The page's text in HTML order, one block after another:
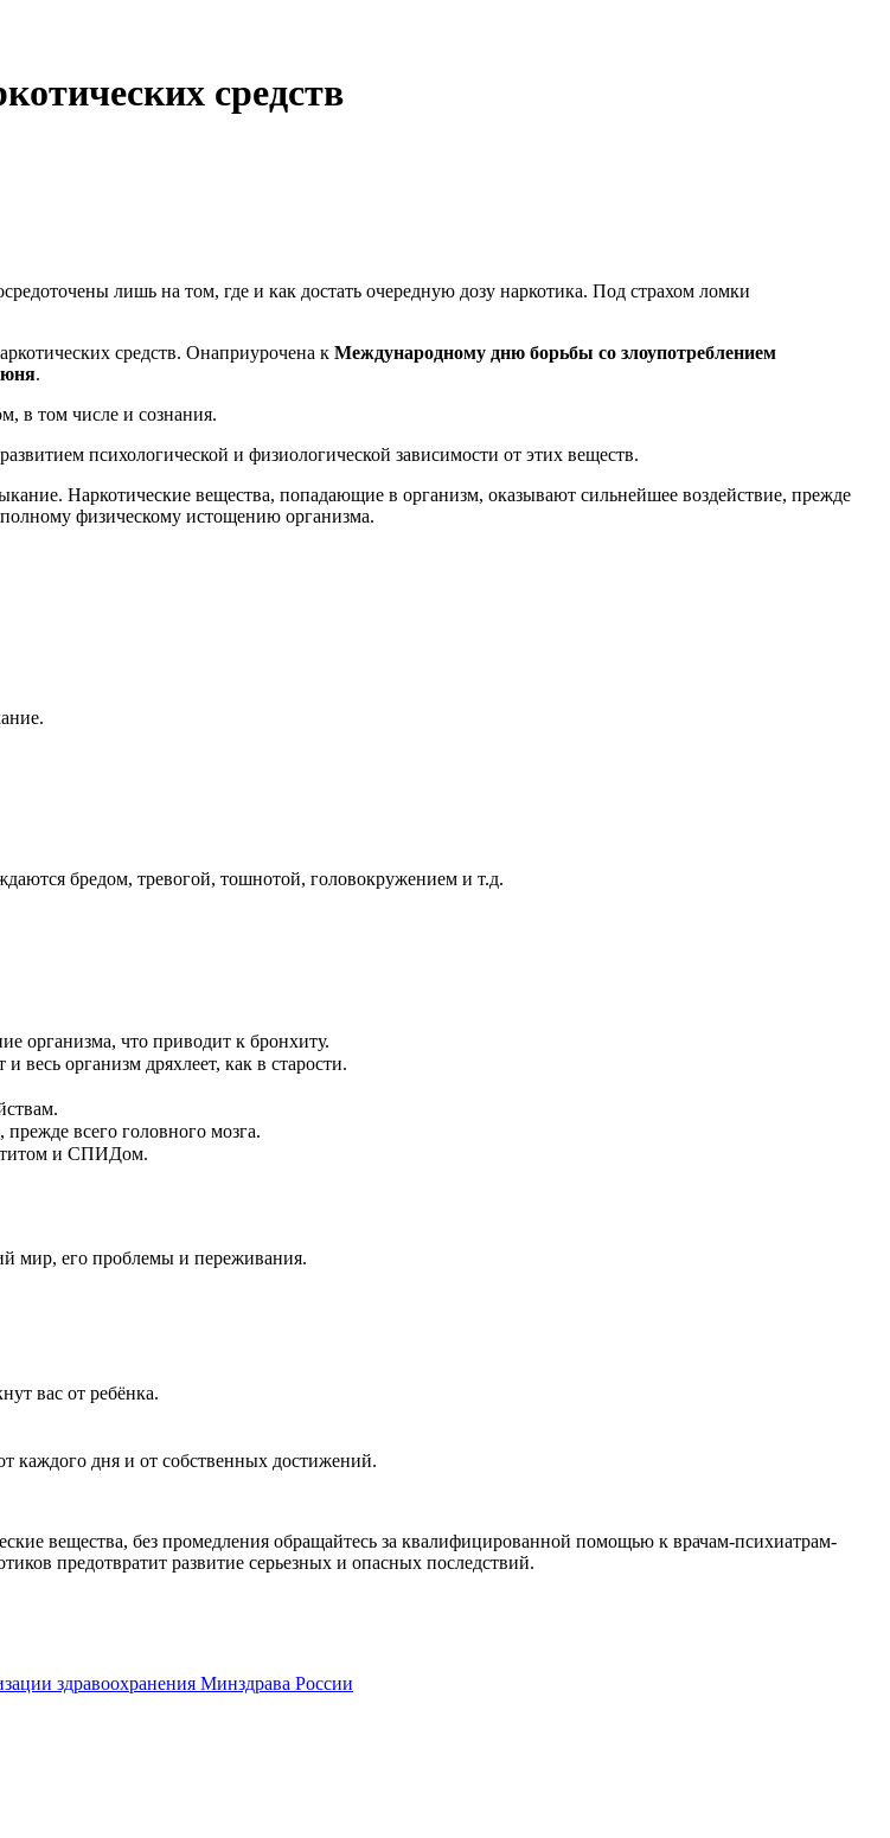
средств
лишь на том, где и как достать очередную дозу наркотика. Под страхом ломки
средств. Онаприурочена к Международному дню борьбы со злоупотреблением
.
в том числе и сознания.
психологической и физиологической зависимости от этих веществ.
Наркотические вещества, попадающие в организм, оказывают сильнейшее воздействие, прежде
физическому истощению организма.
бредом, тревогой, тошнотой, головокружением и т.д.
организма, что приводит к бронхиту.
весь организм дряхлеет, как в старости.
всего головного мозга.
и СПИДом.
мир, его проблемы и переживания.
вас от ребёнка.
каждого дня и от собственных достижений.
вещества, без промедления обращайтесь за квалифицированной помощью к врачам-психиатрам-
предотвратит развитие серьезных и опасных последствий.
здравоохранения Минздрава России